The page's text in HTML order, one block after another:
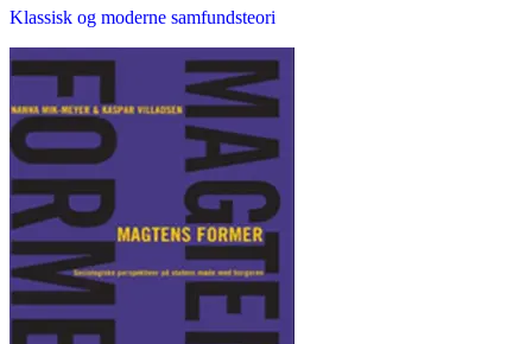
Klassisk og moderne samfundsteori